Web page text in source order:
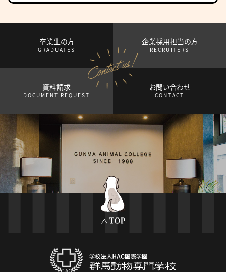
卒業生の方
GRADUATES
企業採用担当の方
RECRUITERS
資料請求
DOCUMENT REQUEST
お問い合わせ
CONTACT